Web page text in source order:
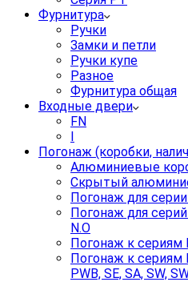
Фурнитура
Ручки
Замки и петли
Ручки купе
Разное
Фурнитура общая
Входные двери
FN
I
Погонаж (коробки,
Алюминиевые
Скрытый
Погонаж для серии
Погонаж для серий
N.O
Погонаж к сериям
Погонаж к сериям
PWB, SE, SA, SW,